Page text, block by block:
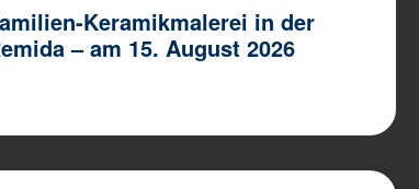
Keramikmalerei in der
– am 15. August 2026